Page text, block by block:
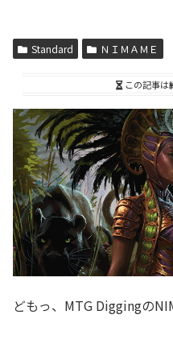
Standard ＮＩＭＡＭＥ
この記事は
どもっ、MTG Diggingの